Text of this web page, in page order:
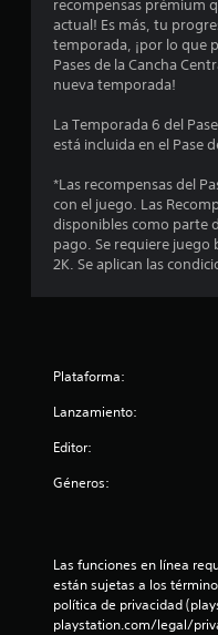
recompensas prémium
actual! Es más, tu
temporada, ¡por lo que
Pases de la Cancha
nueva temporada!
La Temporada 6 del
está incluida en el Pase
*Las recompensas del
con el juego. Las
disponibles como parte
pago. Se requiere juego
2K. Se aplican las
Plataforma:
Lanzamiento:
Editor:
Géneros:
Las funciones en línea
están sujetas a los
política de privacidad
playstation.com/legal/